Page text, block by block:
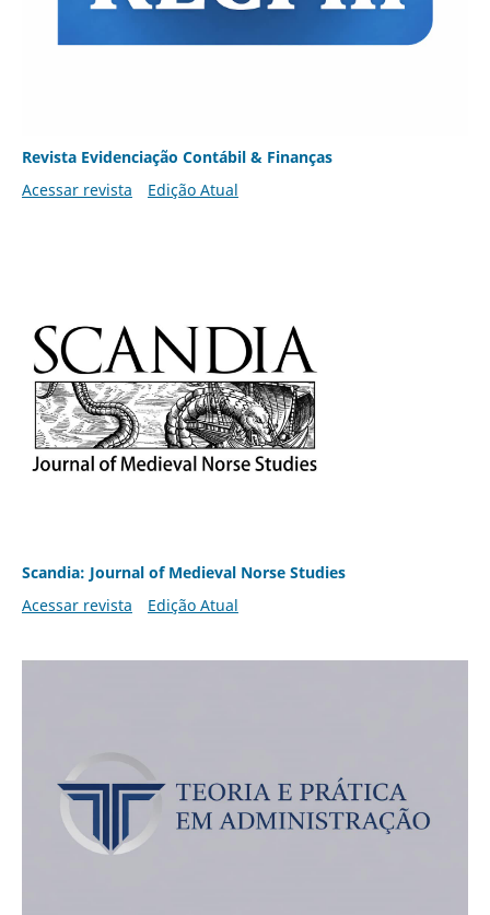
Revista Evidenciação Contábil & Finanças
Acessar revista
Edição Atual
Scandia: Journal of Medieval Norse Studies
Acessar revista
Edição Atual